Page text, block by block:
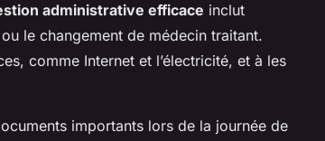
administrative efficace inclut
le changement de médecin traitant.
comme Internet et l’électricité, et à les
importants lors de la journée de